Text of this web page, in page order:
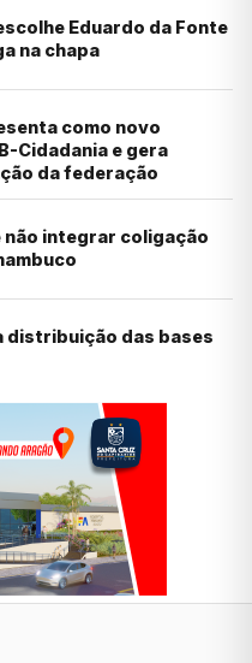
Eduardo da Fonte
na chapa
como novo
Cidadania e gera
da federação
não integrar coligação
distribuição das bases